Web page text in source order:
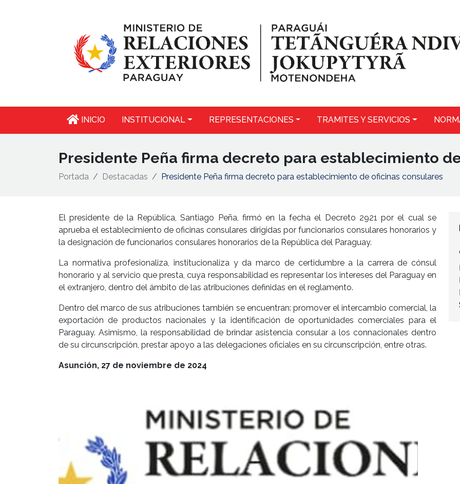
INICIO INSTITUCIONAL REPRESENTACIONES TRAMITES Y SERVICIOS
Presidente Peña firma decreto para establecimiento
Portada Destacadas Presidente Peña firma decreto para establecimiento de oficinas consulares
El presidente de la República, Santiago Peña, firmó en la fecha el Decreto 2921 por el cual se
aprueba el establecimiento de oficinas consulares dirigidas por funcionarios consulares honorarios y
la designación de funcionarios consulares honorarios de la República del Paraguay.
La normativa profesionaliza, institucionaliza y da marco de certidumbre a la carrera de cónsul
honorario y al servicio que presta, cuya responsabilidad es representar los intereses del Paraguay en
el extranjero, dentro del ámbito de las atribuciones definidas en el reglamento.
Dentro del marco de sus atribuciones también se encuentran: promover el intercambio comercial, la
exportación de productos nacionales y la identificación de oportunidades comerciales para el
Paraguay. Asimismo, la responsabilidad de brindar asistencia consular a los connacionales dentro
de su circunscripción, prestar apoyo a las delegaciones oficiales en su circunscripción, entre otras.
Asunción, 27 de noviembre de 2024